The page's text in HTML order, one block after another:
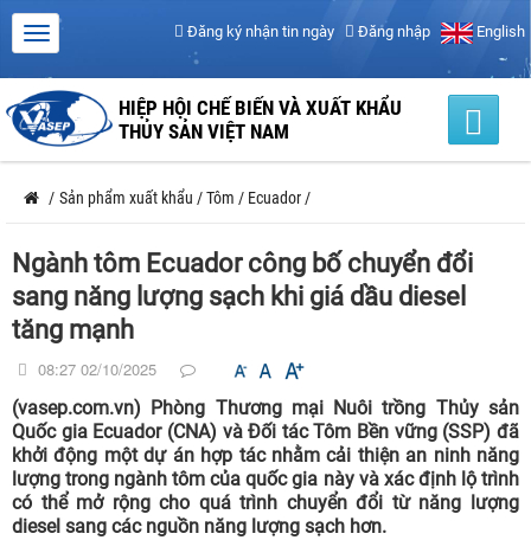
Đăng ký nhận tin ngày Đăng nhập English
HIỆP HỘI CHẾ BIẾN VÀ XUẤT KHẨU
THỦY SẢN VIỆT NAM
/ Sản phẩm xuất khẩu /Tôm / Ecuador /
Ngành tôm Ecuador công bố chuyển đổi
sang năng lượng sạch khi giá dầu diesel
tăng mạnh
08:27 02/10/2025
(vasep.com.vn) Phòng Thương mại Nuôi trồng Thủy sản
Quốc gia Ecuador (CNA) và Đối tác Tôm Bền vững (SSP) đã
khởi động một dự án hợp tác nhằm cải thiện an ninh năng
lượng trong ngành tôm của quốc gia này và xác định lộ trình
có thể mở rộng cho quá trình chuyển đổi từ năng lượng
diesel sang các nguồn năng lượng sạch hơn.